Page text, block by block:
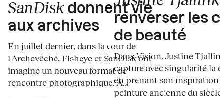
SanDisk donnent vie
aux archives
En juillet dernier, dans la cour de
l'Archevêché, Fisheye et SanDisk ont
imaginé un nouveau format de
rencontre photographique. À...
renverser les
de beauté
Dans Vision, Justine
capture avec singularité la
en prenant son inspiration
peinture ancienne du